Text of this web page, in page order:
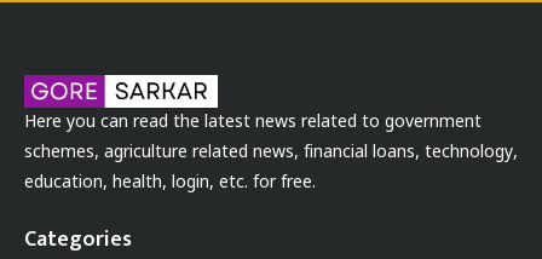
Here you can read the latest news related to government
schemes, agriculture related news, financial loans, technology,
education, health, login, etc. for free.
Categories